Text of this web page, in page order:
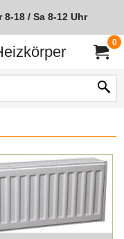
8-18 / Sa 8-12 Uhr
0